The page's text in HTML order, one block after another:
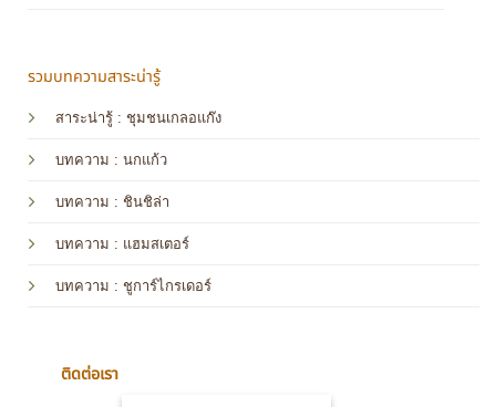
รวมบทความสาระน่ารู้
สาระน่ารู้ : ชุมชนเกลอแก๊ง
บทความ : นกแก้ว
บทความ : ชินชิล่า
บทความ : แฮมสเตอร์
บทความ : ชูการ์ไกรเดอร์
ติดต่อเรา